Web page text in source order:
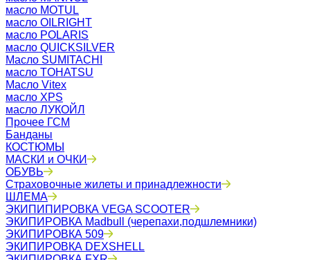
масло MOTUL
масло OILRIGHT
масло POLARIS
масло QUICKSILVER
Масло SUMITACHI
масло TOHATSU
Масло Vitex
масло XPS
масло ЛУКОЙЛ
Прочее ГСМ
Банданы
КОСТЮМЫ
МАСКИ и ОЧКИ
ОБУВЬ
Страховочные жилеты и принадлежности
ШЛЕМА
ЭКИПИПИРОВКА VEGA SCOOTER
ЭКИПИРОВКА Madbull (черепахи,подшлемники)
ЭКИПИРОВКА 509
ЭКИПИРОВКА DEXSHELL